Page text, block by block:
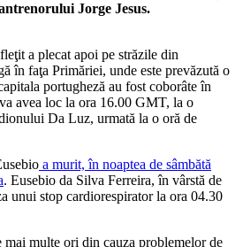
Jorge Jesus.
a plecat apoi pe străzile din
în faţa Primăriei, unde este prevăzută o
portugheză au fost coborâte în
avea loc la ora 16.00 GMT, la o
Da Luz, urmată la o oră de
a murit, în noaptea de sâmbătă
. Eusebio da Silva Ferreira, în vârstă de
unui stop cardiorespirator la ora 04.30
mai multe ori din cauza problemelor de